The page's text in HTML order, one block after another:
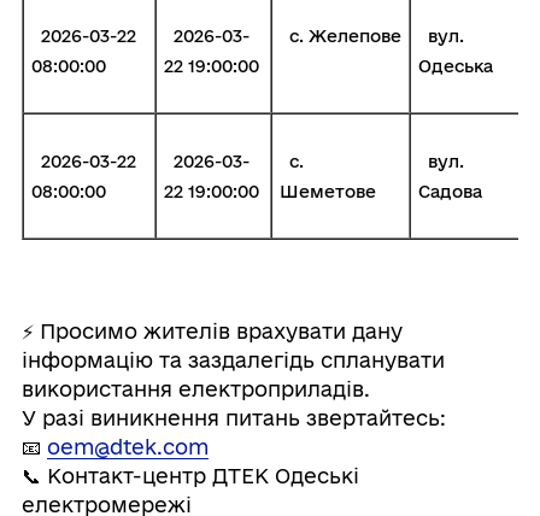
2026-03-22
08:00:00
2026-03-
22 19:00:00
с. Желепове
вул.
Одеська
2026-03-22
08:00:00
2026-03-
22 19:00:00
с.
Шеметове
вул.
Садова
⚡️ Просимо жителів врахувати дану
інформацію та заздалегідь спланувати
використання електроприладів.
У разі виникнення питань звертайтесь:
📧 oem@dtek.com
📞 Контакт-центр ДТЕК Одеські
електромережі